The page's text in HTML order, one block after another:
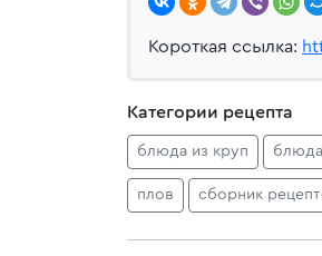
Короткая ссылка:
Категории рецепта
блюда из круп
плов сборник